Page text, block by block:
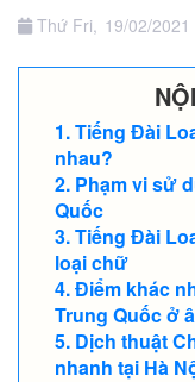
Thứ Fri, 19/02/2021
Tiếng Đài
nhau?
Phạm vi sử
Quốc
Tiếng Đài
loại chữ
Điểm khác
Trung Quốc ở
Dịch thuật
nhanh tại Hà